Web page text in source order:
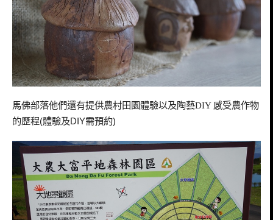
馬佛部落他們還有提供農村田園體驗以及陶藝DIY 感受農作物
的歷程(體驗及DIY需預約)